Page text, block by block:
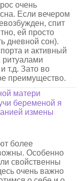
очень
Если вечером
спит
ей просто
дневной сон).
и активный
ритуалами
т.д. Зато во
преимущество.
матери
беременой я
измены
более
Особенно
свойственны
очень важно